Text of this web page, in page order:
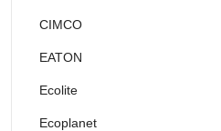
CIMCO
EATON
Ecolite
Ecoplanet